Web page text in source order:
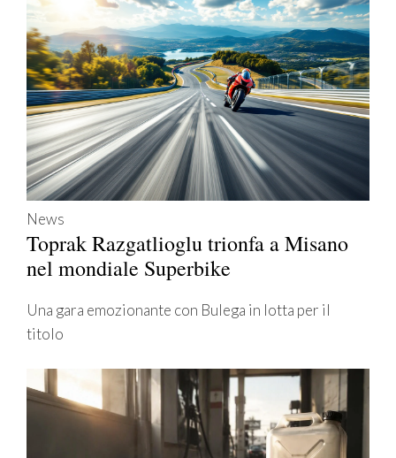
News
Toprak Razgatlioglu trionfa a Misano
nel mondiale Superbike
Una gara emozionante con Bulega in lotta per il
titolo